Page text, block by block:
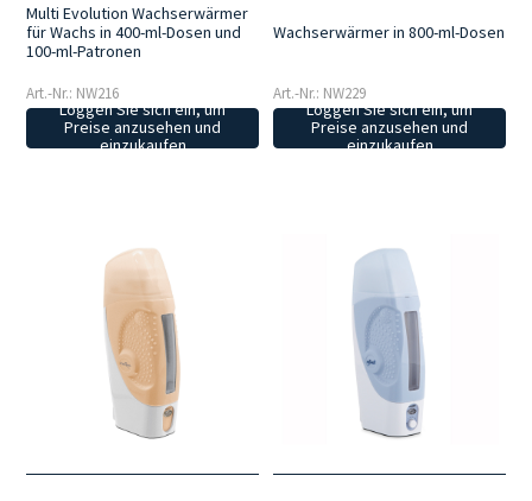
Multi Evolution Wachserwärmer
für Wachs in 400-ml-Dosen und
100-ml-Patronen
Art.-Nr.: NW216
Loggen Sie sich ein, um
Preise anzusehen und
einzukaufen
Wachserwärmer in 800-ml-Dosen
Art.-Nr.: NW229
Loggen Sie sich ein, um
Preise anzusehen und
einzukaufen